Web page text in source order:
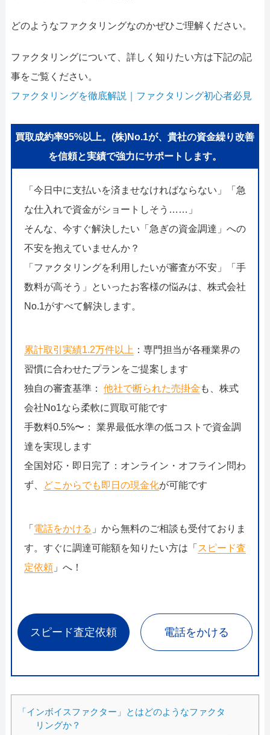
どのようなファクタリングなのかぜひご理解ください。
ファクタリングについて、詳しく知りたい方は下記の記
事をご覧ください。
ファクタリングを徹底解説｜ファクタリング初心者必見
買取成約率95%以上。(株)No.1が、貴社の資金繰り改善
を信頼と実績で強力にサポートします。
「今日中に支払いを済ませなければならない」「急
な仕入れで資金がショートしそう……」
そんな、今すぐ解決したい「急ぎの資金調達」への
不安を抱えていませんか？
「ファクタリングを利用したいが審査が不安」「手
数料が高そう」といったお客様の悩みは、株式会社
No.1がすべて解決します。
累計取引実績1.2万件以上 ：専門担当が各種業界の
習慣に合わせたプランをご提案します
独自の審査基準： 他社で断られた売掛金 も、株式
会社No1なら柔軟に買取可能です
手数料0.5%〜： 業界最低水準の低コストで資金調
達を実現します
全国対応・即日完了：オンライン・オフライン問わ
ず、
どこからでも即日の現金化が可能です
「 電話をかける 」から無料のご相談も受付ておりま
す。すぐに調達可能額を知りたい方は「 スピード査
定依頼」へ！
スピード査定依頼 電話をかける
「インボイスファクター」とはどのようなファクタ
リングか？